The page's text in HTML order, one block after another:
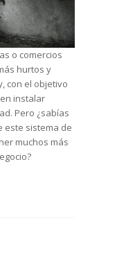
o comercios
hurtos y
con el objetivo
instalar
Pero ¿sabías
este sistema de
muchos más